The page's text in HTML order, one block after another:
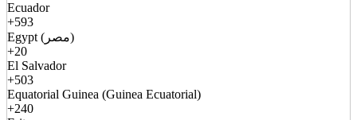
Ecuador
+593
Egypt (مصر)
+20
El Salvador
+503
Equatorial Guinea (Guinea Ecuatorial)
+240